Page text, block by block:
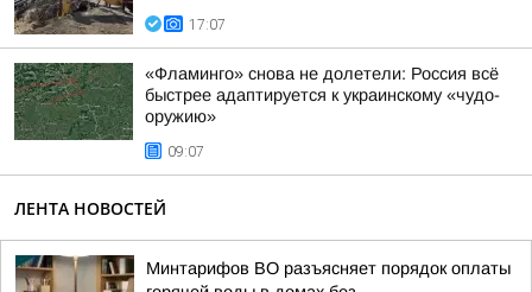
17:07
«Фламинго» снова не долетели: Россия всё
быстрее адаптируется к украинскому «чудо-
оружию»
09:07
ЛЕНТА НОВОСТЕЙ
Минтарифов ВО разъясняет порядок оплаты